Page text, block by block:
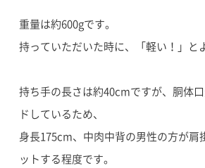
重量は約600gです。
持っていただいた時に、「軽い！」と
持ち手の長さは約40cmですが、胴体
ドしているため、
身長175cm、中肉中背の男性の方が肩
ットする程度です。